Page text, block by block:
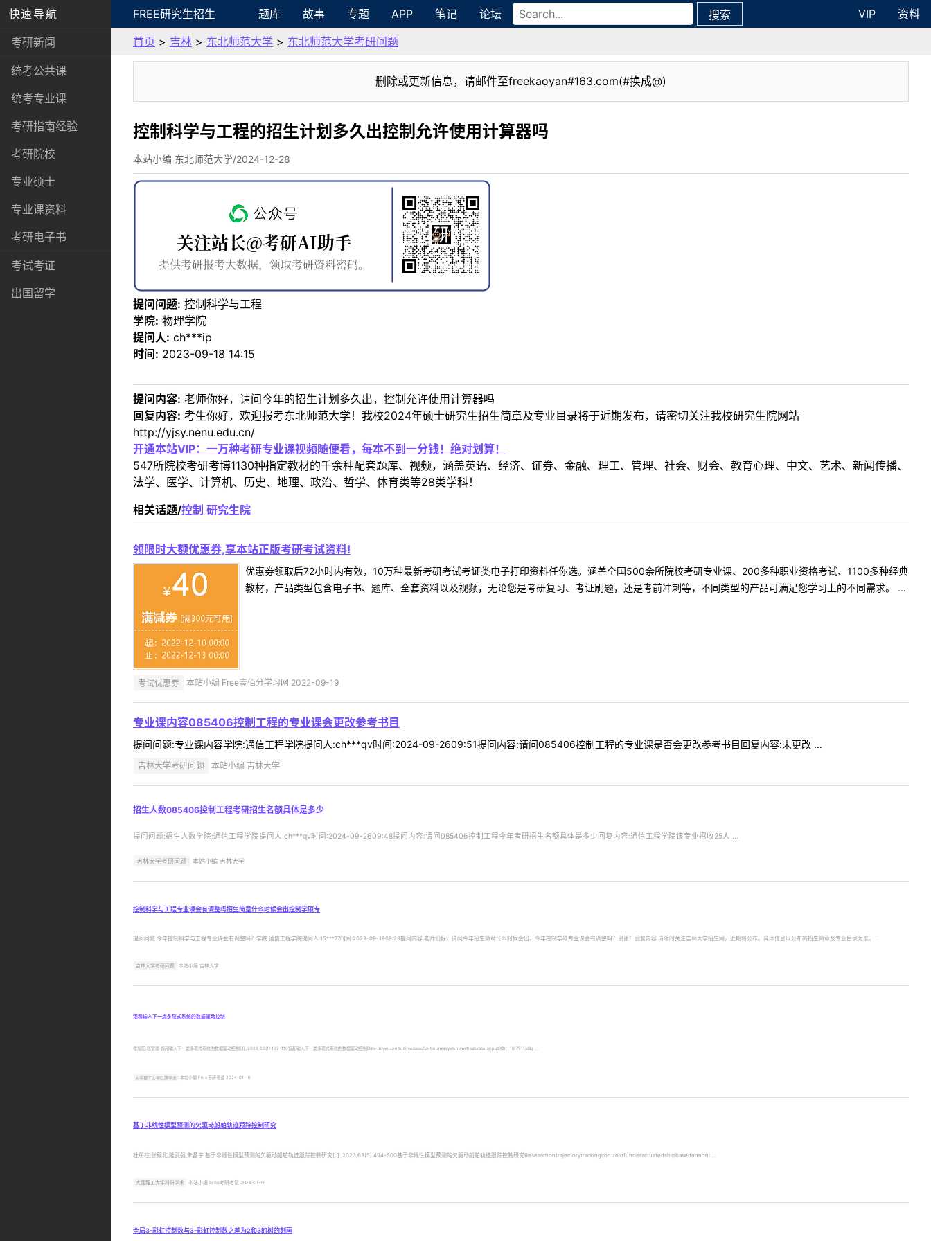
快速导航
考研新闻
统考公共课
统考专业课
考研指南经验
考研院校
专业硕士
专业课资料
考研电子书
考试考证
出国留学
FREE研究生招生 题库 故事 专题 APP 笔记 论坛 搜索 VIP
资料
首页 > 吉林 > 东北师范大学 > 东北师范大学考研问题
删除或更新信息，请邮件至freekaoyan#163.com(#换成@)
控制科学与工程的招生计划多久出控制允许使用计算器吗
本站小编 东北师范大学/2024-12-28
提问问题: 控制科学与工程
学院: 物理学院
提问人: ch***ip
时间: 2023-09-18 14:15
提问内容: 老师你好，请问今年的招生计划多久出，控制允许使用计算器吗
回复内容: 考生你好，欢迎报考东北师范大学！我校2024年硕士研究生招生简章及专业目录将于近期发布，请密切关注我校研究生院网站
http://yjsy.nenu.edu.cn/
开通本站VIP：一万种考研专业课视频随便看，每本不到一分钱！绝对划算！
547所院校考研考博1130种指定教材的千余种配套题库、视频，涵盖英语、经济、证券、金融、理工、管理、社会、财会、教育心理、中文、艺术、新闻传播、
法学、医学、计算机、历史、地理、政治、哲学、体育类等28类学科！
相关话题/控制 研究生院
领限时大额优惠券,享本站正版考研考试资料!
优惠券领取后72小时内有效，10万种最新考研考试考证类电子打印资料任你选。涵盖全国500余所院校考研专业课、200多种职业资格考试、1100多种经典
教材，产品类型包含电子书、题库、全套资料以及视频，无论您是考研复习、考证刷题，还是考前冲刺等，不同类型的产品可满足您学习上的不同需求。 ...
考试优惠券 本站小编 Free壹佰分学习网 2022-09-19
专业课内容085406控制工程的专业课会更改参考书目
提问问题:专业课内容学院:通信工程学院提问人:ch***qv时间:2024-09-2609:51提问内容:请问085406控制工程的专业课是否会更改参考书目回复内容:未更改 ...
吉林大学考研问题 本站小编 吉林大学
招生人数085406控制工程考研招生名额具体是多少
提问问题:招生人数学院:通信工程学院提问人:ch***qv时间:2024-09-2609:48提问内容:请问085406控制工程今年考研招生名额具体是多少回复内容:通信工程学院该专业招收25人 ...
吉林大学考研问题 本站小编 吉林大学
控制科学与工程专业课会有调整吗招生简章什么时候会出控制学硕专
提问问题:今年控制科学与工程专业课会有调整吗？学院:通信工程学院提问人:15***77时间:2023-09-1809:28提问内容:老师们好，请问今年招生简章什么时候会出，今年控制学硕专业课会有调整吗？谢谢！回复内容:请随时关注吉林大学招生网，近期将公布。具体信息以公布的招生简章及专业目录为准。 ...
吉林大学考研问题 本站小编 吉林大学
饱和输入下一类多项式系统的数据驱动控制
楼旭阳,张智豪.饱和输入下一类多项式系统的数据驱动控制[J].,2023,63(1):102-110饱和输入下一类多项式系统的数据驱动控制Data-drivencontrolforaclassofpolynomialsystemswithsaturationinputDOI：10.7511/dllg ...
大连理工大学科研学术 本站小编 Free考研考试 2024-01-16
基于非线性模型预测的欠驱动船舶轨迹跟踪控制研究
杜朋柱,张砚北,隆武强,朱晶宇.基于非线性模型预测的欠驱动船舶轨迹跟踪控制研究[J].,2023,63(5):494-500基于非线性模型预测的欠驱动船舶轨迹跟踪控制研究Researchontrajectorytrackingcontrolofunderactuatedshipbasedonnonl ...
大连理工大学科研学术 本站小编 Free考研考试 2024-01-16
全局3-彩虹控制数与3-彩虹控制数之差为2和3的树的刻画